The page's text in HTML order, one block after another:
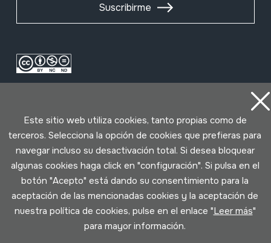
Suscribirme
Condiciones de uso
Política de privacidad
Política de cookies
Desarrollado por Lotura
Este sitio web utiliza cookies, tanto propias como de
terceros. Selecciona la opción de cookies que prefieras para
navegar incluso su desactivación total. Si desea bloquear
algunas cookies haga click en "configuración". Si pulsa en el
botón "Acepto" está dando su consentimiento para la
aceptación de las mencionadas cookies y la aceptación de
nuestra política de cookies, pulse en el enlace "Leer más"
para mayor información.